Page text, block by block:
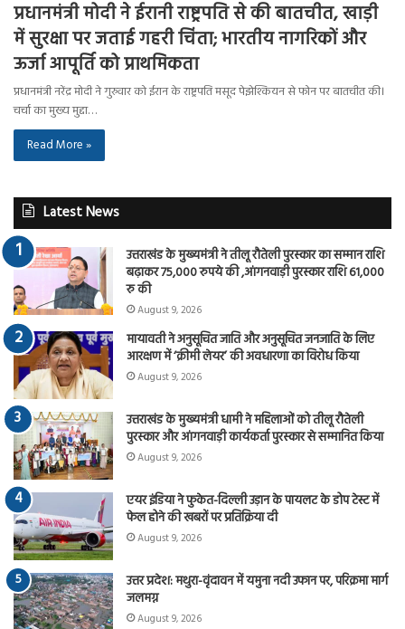
प्रधानमंत्री मोदी ने ईरानी राष्ट्रपति से की बातचीत, खाड़ी
में सुरक्षा पर जताई गहरी चिंता; भारतीय नागरिकों और
ऊर्जा आपूर्ति को प्राथमिकता
प्रधानमंत्री नरेंद्र मोदी ने गुरुवार को ईरान के राष्ट्रपति मसूद पेझेश्कियन से फोन पर बातचीत की।
चर्चा का मुख्य मुद्दा…
Read More »
Latest News
उत्तराखंड के मुख्यमंत्री ने तीलू रौतेली पुरस्कार का सम्मान राशि
बढ़ाकर 75,000 रुपये की ,आंगनवाड़ी पुरस्कार राशि 61,000
रु की
August 9, 2026
मायावती ने अनुसूचित जाति और अनुसूचित जनजाति के लिए
आरक्षण में ‘क्रीमी लेयर’ की अवधारणा का विरोध किया
August 9, 2026
उत्तराखंड के मुख्यमंत्री धामी ने महिलाओं को तीलू रौतेली
पुरस्कार और आंगनवाड़ी कार्यकर्ता पुरस्कार से सम्मानित किया
August 9, 2026
एयर इंडिया ने फुकेत-दिल्ली उड़ान के पायलट के डोप टेस्ट में
फेल होने की खबरों पर प्रतिक्रिया दी
August 9, 2026
उत्तर प्रदेश: मथुरा-वृंदावन में यमुना नदी उफान पर, परिक्रमा मार्ग
जलमग्न
August 9, 2026